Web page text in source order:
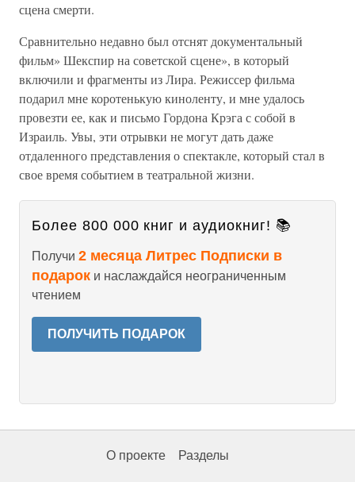
сцена смерти.
Сравнительно недавно был отснят документальный
фильм» Шекспир на советской сцене», в который
включили и фрагменты из Лира. Режиссер фильма
подарил мне коротенькую киноленту, и мне удалось
провезти ее, как и письмо Гордона Крэга с собой в
Израиль. Увы, эти отрывки не могут дать даже
отдаленного представления о спектакле, который стал в
свое время событием в театральной жизни.
Более 800 000 книг и аудиокниг! 📚
Получи 2 месяца Литрес Подписки в
подарок и наслаждайся неограниченным
чтением
ПОЛУЧИТЬ ПОДАРОК
О проекте Разделы